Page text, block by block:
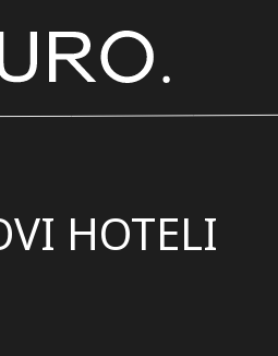
HOTELI